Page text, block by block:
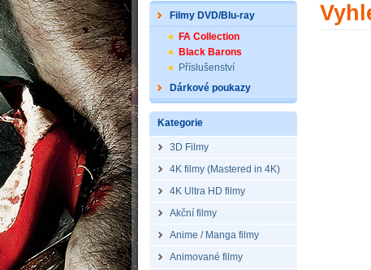
Filmy DVD/Blu-ray
FA Collection
Black Barons
Příslušenství
Dárkové poukazy
Kategorie
3D Filmy
4K filmy (Mastered in 4K)
4K Ultra HD filmy
Akční filmy
Anime / Manga filmy
Animované filmy